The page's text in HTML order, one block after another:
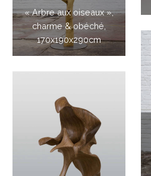
« Arbre aux oiseaux »,
charme & obéché,
170x190x290cm